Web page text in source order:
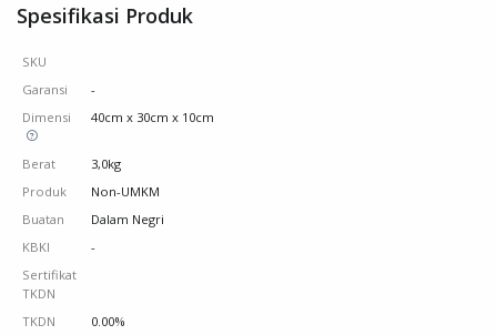
Spesifikasi Produk
SKU
Garansi
-
Dimensi
40cm x 30cm x 10cm
Berat
3,0kg
Produk
Non-UMKM
Buatan
Dalam Negri
KBKI
-
Sertifikat
TKDN
TKDN
0.00%